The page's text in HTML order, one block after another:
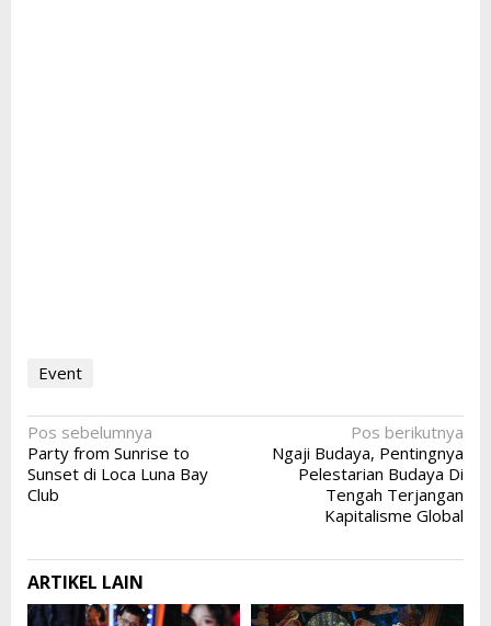
Event
Navigasi
pos
Pos sebelumnya
Party from Sunrise to
Sunset di Loca Luna Bay
Club
Pos berikutnya
Ngaji Budaya, Pentingnya
Pelestarian Budaya Di
Tengah Terjangan
Kapitalisme Global
ARTIKEL LAIN